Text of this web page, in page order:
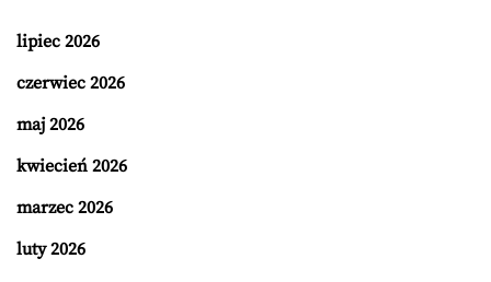
lipiec 2026
czerwiec 2026
maj 2026
kwiecień 2026
marzec 2026
luty 2026